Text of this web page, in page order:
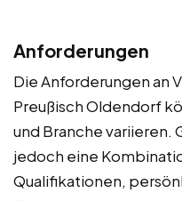
Anforderungen
Die Anforderungen an
Preußisch Oldendorf
und Branche variieren.
jedoch eine
Qualifikationen,